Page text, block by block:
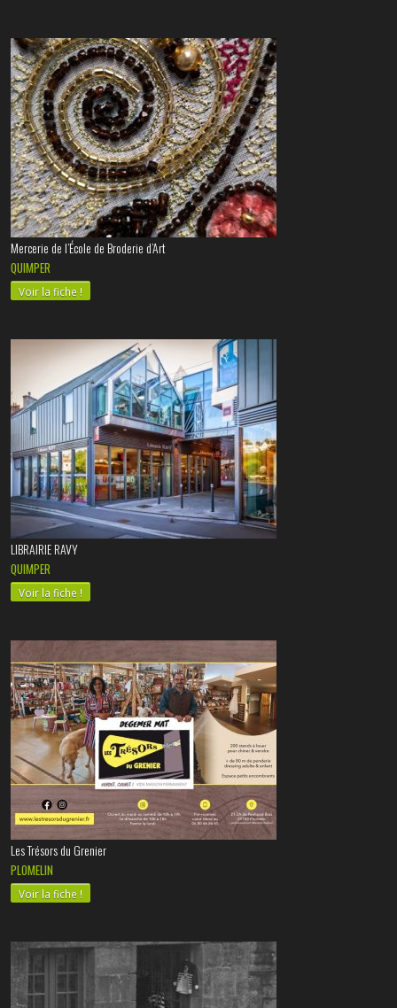
Mercerie de l’École de Broderie d’Art
QUIMPER
Voir la fiche !
LIBRAIRIE RAVY
QUIMPER
Voir la fiche !
Les Trésors du Grenier
PLOMELIN
Voir la fiche !